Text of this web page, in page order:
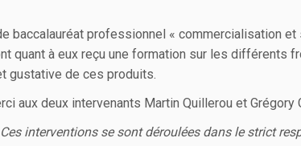
baccalauréat professionnel « commercialisation
quant à eux reçu une formation sur les différents
gustative de ces produits.
aux deux intervenants Martin Quillerou et
interventions se sont déroulées dans le strict